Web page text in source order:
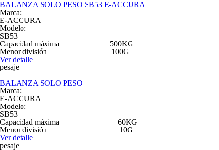
BALANZA SOLO PESO SB53 E-ACCURA
Marca:
E-ACCURA
Modelo:
SB53
Capacidad máxima 500KG
Menor división 100G
Ver detalle
pesaje
BALANZA SOLO PESO
Marca:
E-ACCURA
Modelo:
SB53
Capacidad máxima 60KG
Menor división 10G
Ver detalle
pesaje